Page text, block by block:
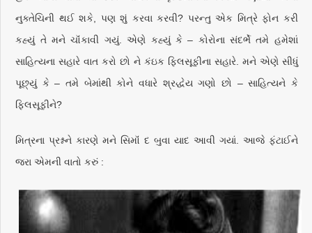
નુક્તેચિની થઈ શકે, પણ શું કરવા કરવી? પરન્તુ એક મિત્રે ફોન કરી
કહ્યું તે મને ચૉંકાવી ગયું. એણે કહ્યું કે – કોરોના સંદર્ભે તમે હમેશાં
સાહિત્યના સહારે વાત કરો છો ને કંઇક ફિલસૂફીના સહારે. મને એણે સીધું
પૂછ્યું કે – તમે બેમાંથી કોને વધારે શ્રદ્ધેય ગણો છો – સાહિત્યને કે
ફિલસૂફીને?
મિત્રના પ્રશ્નને કારણે મને સિમૉં દ બુવા યાદ આવી ગયાં. આજે ફંટાઈને
જરા એમની વાતો કરું :